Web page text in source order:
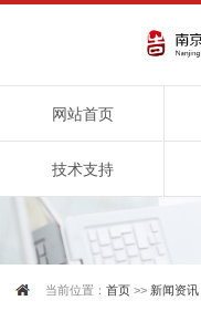
网站首页
技术支持
当前位置：首页 >> 新闻资讯